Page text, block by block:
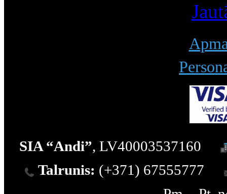
SIA “Andi”, LV40003537160
Talrunis: (+371) 67555777